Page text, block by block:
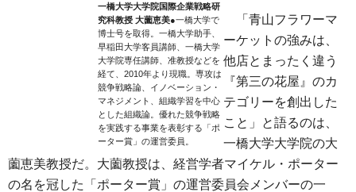
一橋大学大学院国際企業戦略研
究科教授 大薗恵美●一橋大学で
博士号を取得。一橋大学助手、
早稲田大学客員講師、一橋大学
大学院専任講師、准教授などを
経て、2010年より現職。専攻は
競争戦略論、イノベーション・
マネジメント、組織学習を中心
とした組織論。優れた競争戦略
を実践する事業を表彰する「ポ
ーター賞」の運営委員。
「青山フラワーマ
ーケットの強みは、
他店とまったく違う
『第三の花屋』のカ
テゴリーを創出した
こと」と語るのは、
一橋大学大学院の大
薗恵美教授だ。大薗教授は、経営学者マイケル・ポーター
の名を冠した「ポーター賞」の運営委員会メンバーの一